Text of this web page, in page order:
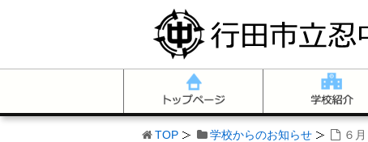
TOP 学校からのお知らせ ６